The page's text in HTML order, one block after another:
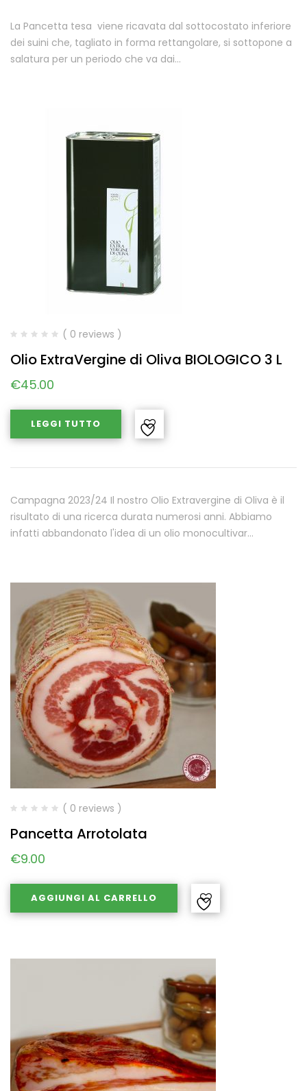
La Pancetta tesa viene ricavata dal sottocostato inferiore
dei suini che, tagliato in forma rettangolare, si sottopone a
salatura per un periodo che va dai…
( 0 reviews )
Olio ExtraVergine di Oliva BIOLOGICO 3 L
€45.00
LEGGI TUTTO
Campagna 2023/24 Il nostro Olio Extravergine di Oliva è il
risultato di una ricerca durata numerosi anni. Abbiamo
infatti abbandonato l'idea di un olio monocultivar…
( 0 reviews )
Pancetta Arrotolata
€9.00
AGGIUNGI AL CARRELLO